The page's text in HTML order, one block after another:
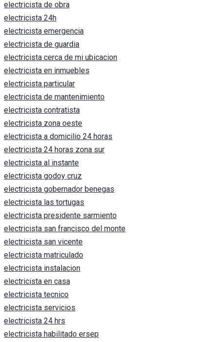
electricista de obra
electricista 24h
electricista emergencia
electricista de guardia
electricista cerca de mi ubicacion
electricista en inmuebles
electricista particular
electricista de mantenimiento
electricista contratista
electricista zona oeste
electricista a domicilio 24 horas
electricista 24 horas zona sur
electricista al instante
electricista godoy cruz
electricista gobernador benegas
electricista las tortugas
electricista presidente sarmiento
electricista san francisco del monte
electricista san vicente
electricista matriculado
electricista instalacion
electricista en casa
electricista tecnico
electricista servicios
electricista 24 hrs
electricista habilitado ersep